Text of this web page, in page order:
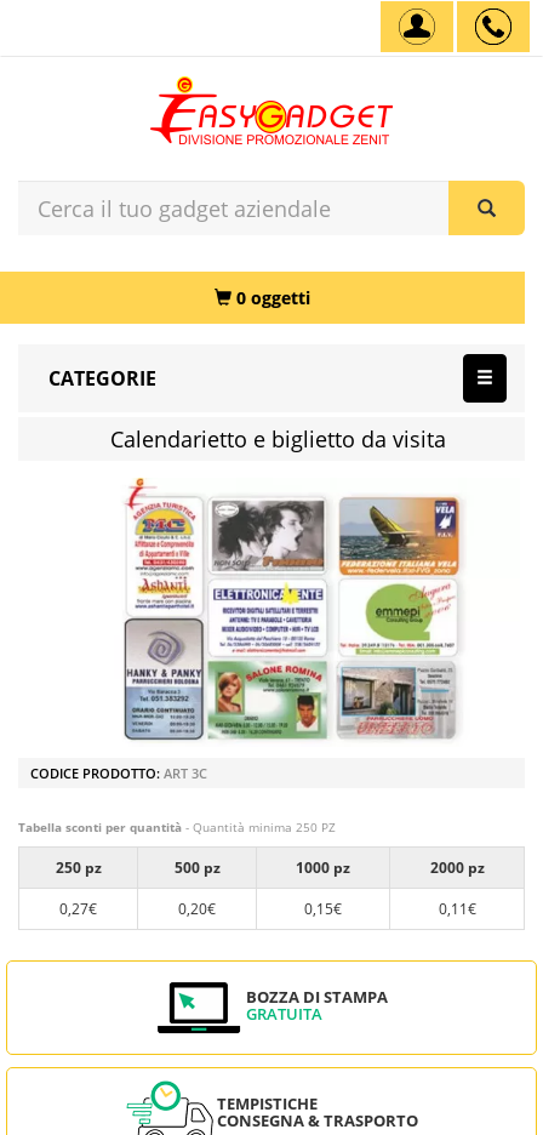
0 oggetti
CATEGORIE
Calendarietto e biglietto da visita
CODICE PRODOTTO: ART 3C
Tabella sconti per quantità - Quantità minima 250 PZ
250 pz 500 pz 1000 pz
2000 pz
0,27€
0,20€ 0,15€ 0,11€
BOZZA DI STAMPA
GRATUITA
TEMPISTICHE
CONSEGNA & TRASPORTO